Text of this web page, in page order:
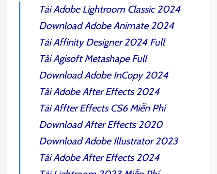
TảiAdobe Lightroom Classic 2024
DownloadAdobe Animate2024
TảiAffinity Designer 2024Full
TảiAgisoft MetashapeFull
DownloadAdobe InCopy 2024
TảiAdobe After Effects 2024
TảiAffter Effects CS6Miễn Phí
DownloadAfter Effects 2020
DownloadAdobe Illustrator 2023
TảiAdobe After Effects 2024